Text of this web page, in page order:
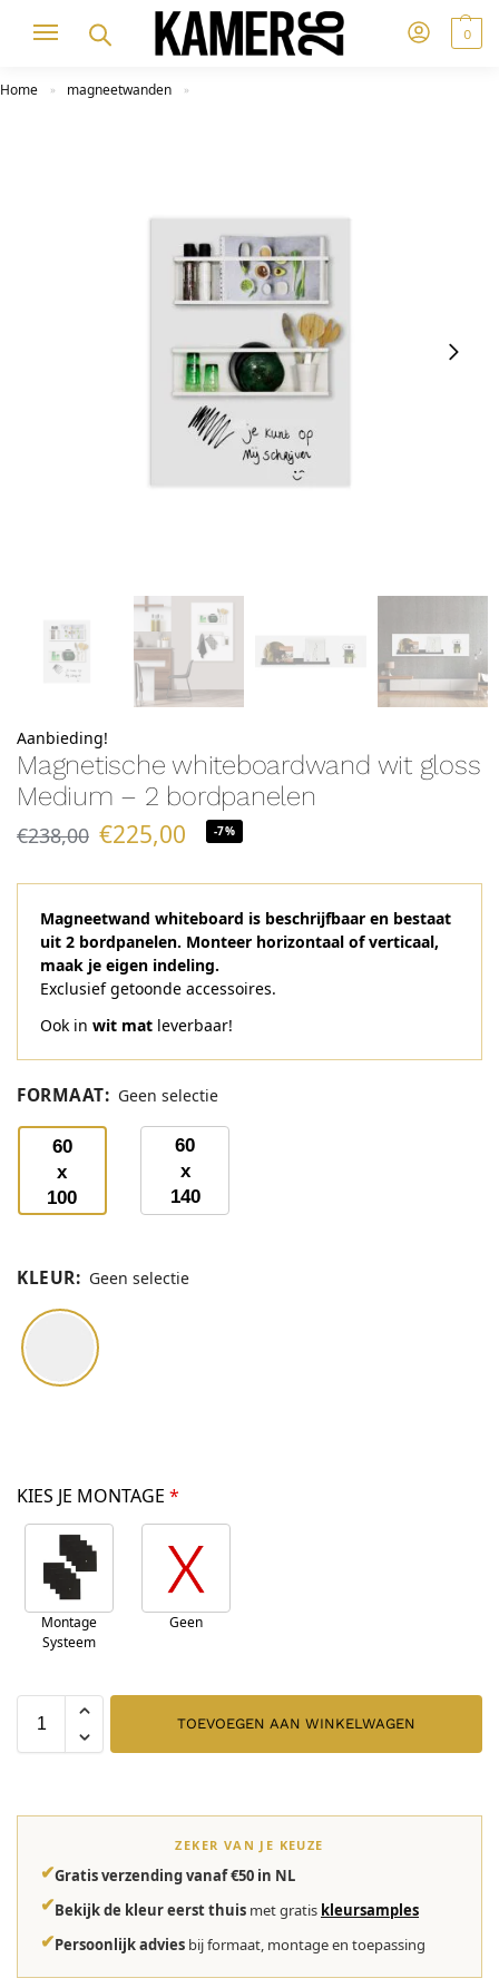
0
Home » magneetwanden »
Aanbieding!
Magnetische whiteboardwand wit gloss
Medium – 2 bordpanelen
€238,00 €225,00 -7%
Magneetwand whiteboard is beschrijfbaar en bestaat
uit 2 bordpanelen. Monteer horizontaal of verticaal,
maak je eigen indeling.
Exclusief getoonde accessoires.
Ook in wit mat leverbaar!
FORMAAT: Geen selectie
60
x
100
60
x
140
cm
KLEUR: Geen selectie
KIES JE MONTAGE *
Montage
Systeem
Geen
TOEVOEGEN AAN WINKELWAGEN
ZEKER VAN JE KEUZE
✔Gratis verzending vanaf €50 in NL
✔Bekijk de kleur eerst thuis met gratis kleursamples
✔Persoonlijk advies bij formaat, montage en toepassing